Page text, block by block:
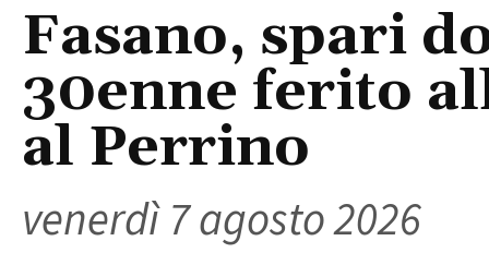
Fasano, spari
30enne ferito
al Perrino
venerdì 7 agosto 2026